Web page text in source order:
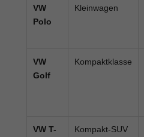
VW
Polo
Kleinwagen
VW
Golf
Kompaktklasse
VW T-
Kompakt-SUV